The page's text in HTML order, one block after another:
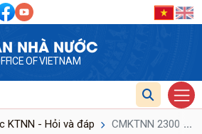
NHÀ NƯỚC
OF VIETNAM
KTNN - Hỏi và đáp CMKTNN 2300 -...